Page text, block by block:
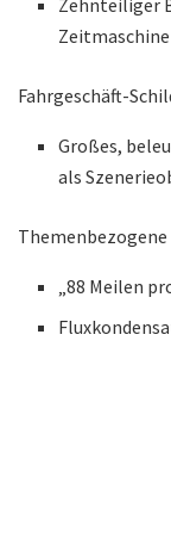
Zeitmaschine
Fahrgeschäft-
Großes,
als
„88 Meilen